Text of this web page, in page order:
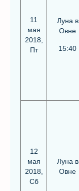
11
мая
2018,
Пт
Луна в
Овне
15:40
12
мая
2018,
Сб
Луна в
Овне